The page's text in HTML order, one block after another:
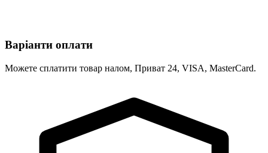
Варіанти оплати
Можете сплатити товар налом, Приват 24, VISA, MasterCard.